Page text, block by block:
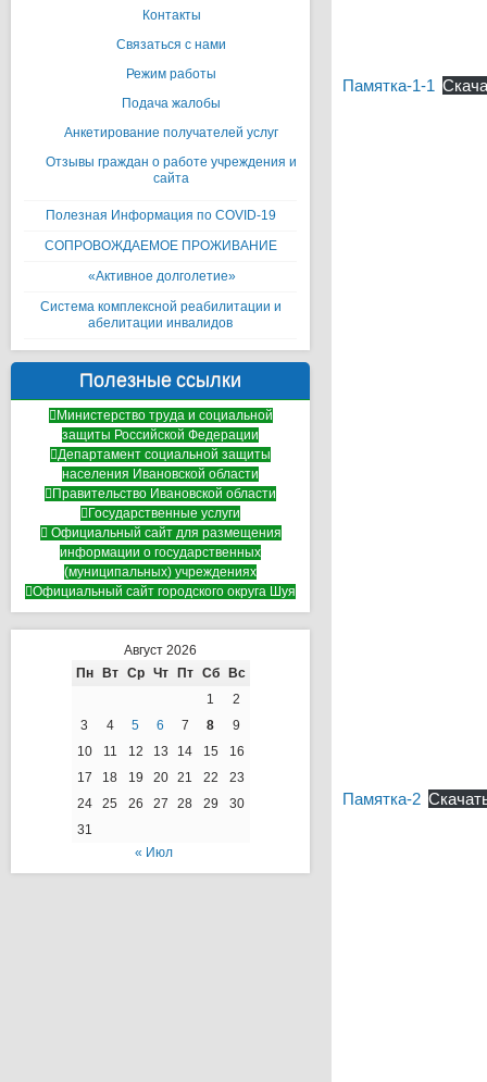
Контакты
Связаться с нами
Режим работы
Подача жалобы
Анкетирование получателей услуг
Отзывы граждан о работе учреждения и
сайта
Полезная Информация по COVID-19
СОПРОВОЖДАЕМОЕ ПРОЖИВАНИЕ
«Активное долголетие»
Система комплексной реабилитации и
абелитации инвалидов
Полезные ссылки
Министерство труда и социальной
защиты Российской Федерации
Департамент социальной защиты
населения Ивановской области
Правительство Ивановской области
Государственные услуги
Официальный сайт для размещения
информации о государственных
(муниципальных) учреждениях
Официальный сайт городского округа Шуя
Август 2026
Пн
Вт Ср Чт Пт Сб
Вс
1
2
3
4 5 6 7 8
9
10
11 12 13 14 15
16
17
18 19 20 21 22
23
24
25 26 27 28 29
30
31
« Июл
Памятка-1-1
Памятка-2